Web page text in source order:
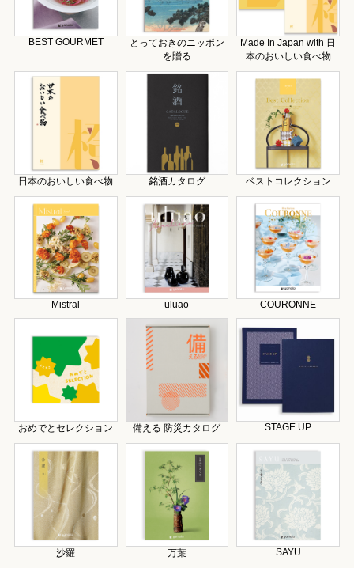
BEST GOURMET
とっておきのニッポン
を贈る
Made In Japan with 日
本のおいしい食べ物
日本のおいしい食べ物 銘酒カタログ ベストコレクション
Mistral uluao COURONNE
おめでとセレクション 備える 防災カタログ STAGE UP
沙羅 万葉 SAYU